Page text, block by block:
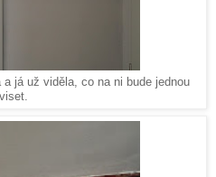
já už viděla, co na ni bude jednou
viset.